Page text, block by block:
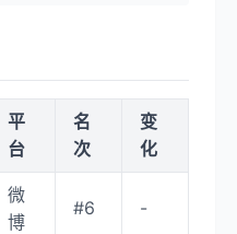
平
台
名
次
变
化
微
博
#6 -